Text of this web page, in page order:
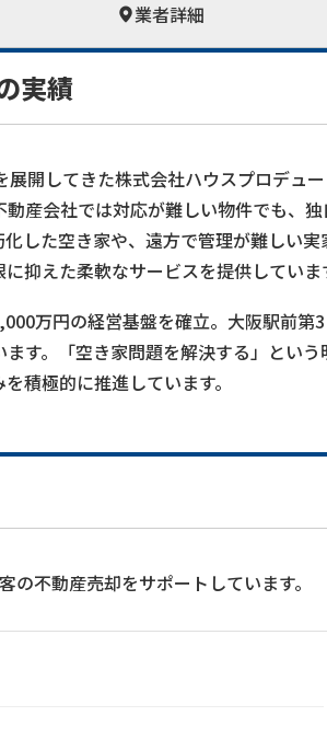
業者詳細
実績
開してきた株式会社ハウスプロデュー
産会社では対応が難しい物件でも、独
した空き家や、遠方で管理が難しい実
抑えた柔軟なサービスを提供していま
万円の経営基盤を確立。大阪駅前第
す。「空き家問題を解決する」という
積極的に推進しています。
不動産売却をサポートしています。